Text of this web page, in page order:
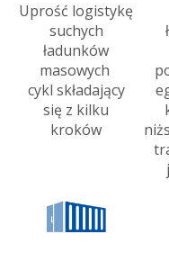
Uprość logistykę
suchych
ładunków
masowych
cykl składający
się z kilku
kroków